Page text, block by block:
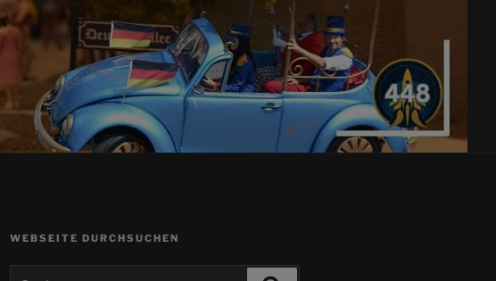
WEBSEITE DURCHSUCHEN